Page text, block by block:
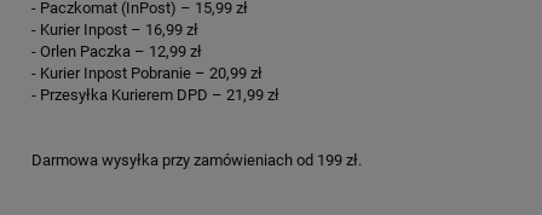
- Paczkomat (InPost) – 15,99 zł
- Kurier Inpost – 16,99 zł
- Orlen Paczka – 12,99 zł
- Kurier Inpost Pobranie – 20,99 zł
- Przesyłka Kurierem DPD – 21,99 zł
Darmowa wysyłka przy zamówieniach od 199 zł.